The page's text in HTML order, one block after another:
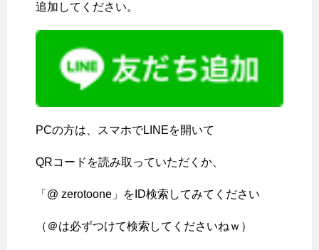
追加してください。
PCの方は、スマホでLINEを開いて
QRコードを読み取っていただくか、
「@ zerotoone」をID検索してみてください
（＠は必ずつけて検索してくださいねｗ）